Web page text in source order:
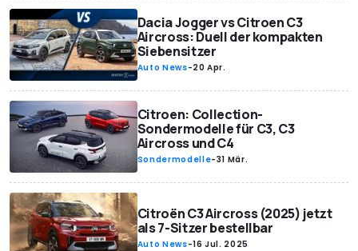
Dacia Jogger vs Citroen C3
Aircross: Duell der kompakten
Siebensitzer
Auto News-20 Apr.
Citroen: Collection-
Sondermodelle für C3, C3
Aircross und C4
Sondermodelle-31 Mär.
Citroën C3 Aircross (2025) jetzt
als 7-Sitzer bestellbar
Auto News-16 Jul. 2025